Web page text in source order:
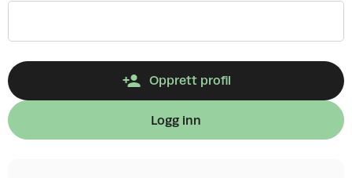
Opprett profil
Logg inn